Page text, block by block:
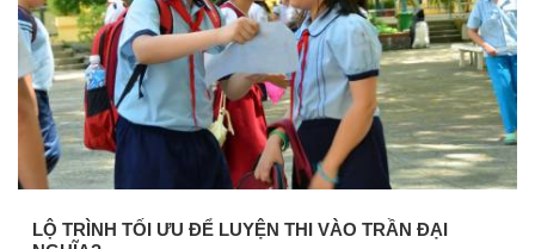
LỘ TRÌNH TỐI ƯU ĐỂ LUYỆN THI VÀO TRẦN ĐẠI